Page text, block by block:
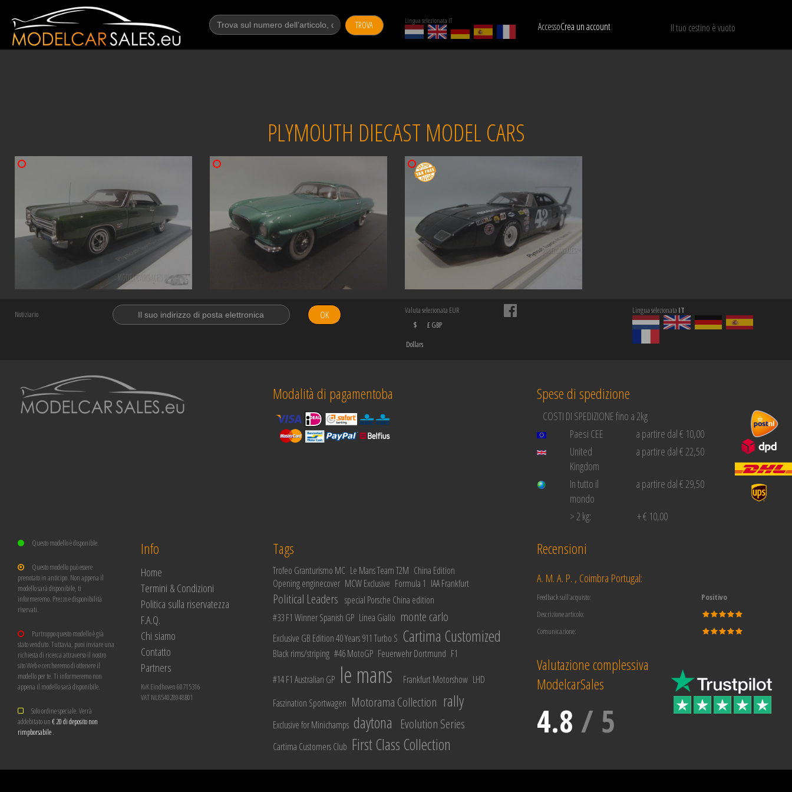
TROVA Lingua selezionata IT AccessoCrea un account Il tuo cestino è vuoto
Mostra solo I modelli disponibili RIPRISTINA
PLYMOUTH DIECAST MODEL CARS
Notiziario OK
Valuta selezionata EUR
$
Dollars
£ GBP
Lingua selezionata IT
Modalità di pagamentoba Spese di spedizione
COSTI DI SPEDIZIONE fino a 2kg
Paesi CEE
a partire dal € 10,00
United
Kingdom
a partire dal € 22,50
In tutto il
mondo
a partire dal € 29,50
> 2 kg: + € 10,00
Questo modello è disponible.
Questo modello può essere
prenotato in anticipo. Non appena il
modello sarà disponibile, ti
informeremo. Prezzo e disponibilità
riservati.
Purtroppo questo modello è già
stato venduto. Tuttavia, puoi inviare una
richiesta di ricerca attraverso il nostro
sito Web e cercheremo di ottenere il
modello per te. Ti informeremo non
appena il modello sarà disponibile.
Solo ordine speciale. Verrà
addebitato un€ 20 di deposito non
rimpborsabile.
Info
Home
Termini & Condizioni
Politica sulla riservatezza
F.A.Q.
Chi siamo
Contatto
Partners
KvK Eindhoven 60715316
VAT NL854028948B01
Tags
Trofeo Granturismo MC Le Mans Team T2M China Edition
Opening enginecover MCW Exclusive Formula 1 IAA Frankfurt
Political Leaders special Porsche China edition
#33 F1 Winner Spanish GP Linea Giallo monte carlo
Exclusive GB Edition 40 Years 911 Turbo S Cartima Customized
Black rims/striping #46 MotoGP Feuerwehr Dortmund F1
#14 F1 Australian GP le mans Frankfurt Motorshow LHD
Faszination Sportwagen Motorama Collection rally
Exclusive for Minichamps daytona Evolution Series
Cartima Customers Club First Class Collection
Recensioni
A. M. A. P. , Coimbra Portugal:
Feedback sull’acquisto:
Positivo
Descrizione articolo:
Comunicazione:
Valutazione complessiva
ModelcarSales
4.8 / 5